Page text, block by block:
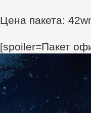
Цена пакета:
[spoiler=Пакет